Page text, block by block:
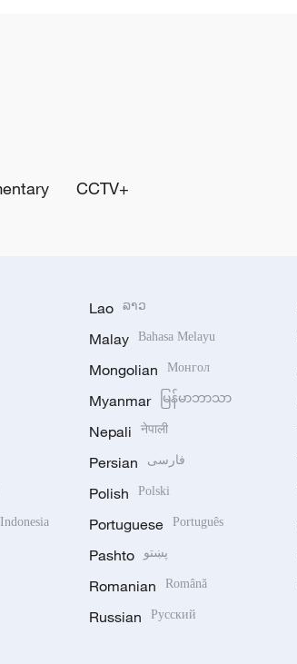
CCTV+
Lao ລາວ
Malay Bahasa Melayu
Mongolian Монгол
Myanmar မြန်မာဘာသာ
Nepali नेपाली
Persian فارسی
Polish Polski
Portuguese Português
Pashto پښتو
Romanian Română
Russian Русский